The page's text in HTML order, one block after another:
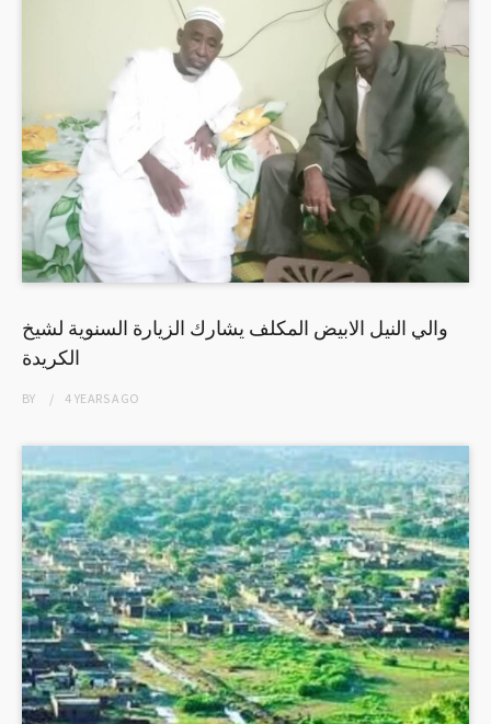
والي النيل الابيض المكلف يشارك الزيارة السنوية لشيخ
الكريدة
BY 4 YEARSAGO